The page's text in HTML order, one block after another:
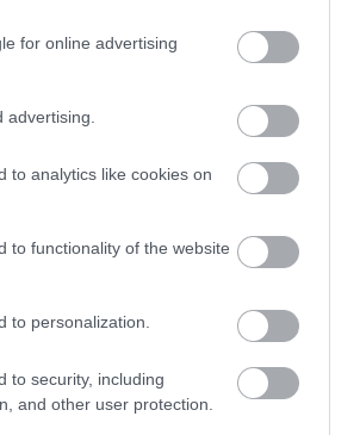
for online advertising
to analytics like cookies on
to functionality of the website
to personalization.
to security, including
and other user protection.